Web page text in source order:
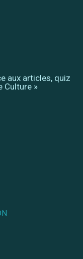
aux articles, quiz
Culture »